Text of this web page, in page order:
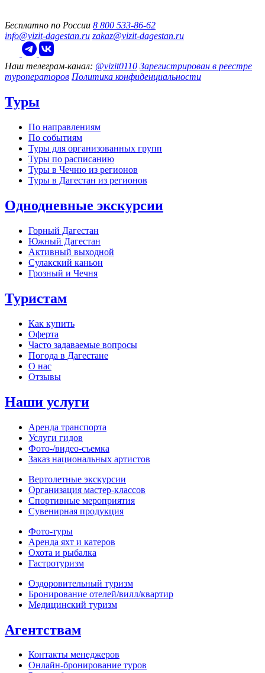
Бесплатно по России 8 800 533-86-62
info@vizit-dagestan.ru zakaz@vizit-dagestan.ru
Наш телеграм‑канал: @vizit0110 Зарегистрирован в реестре
туроператоров Политика конфиденциальности
Туры
По направлениям
По событиям
Туры для организованных групп
Туры по расписанию
Туры в Чечню из регионов
Туры в Дагестан из регионов
Однодневные экскурсии
Горный Дагестан
Южный Дагестан
Активный выходной
Сулакский каньон
Грозный и Чечня
Туристам
Как купить
Оферта
Часто задаваемые вопросы
Погода в Дагестане
О нас
Отзывы
Наши услуги
Аренда транспорта
Услуги гидов
Фото-/видео‑съемка
Заказ национальных артистов
Вертолетные экскурсии
Организация мастер‑классов
Спортивные мероприятия
Сувенирная продукция
Фото‑туры
Аренда яхт и катеров
Охота и рыбалка
Гастротуризм
Оздоровительный туризм
Бронирование отелей/вилл/квартир
Медицинский туризм
Агентствам
Контакты менеджеров
Онлайн‑бронирование туров